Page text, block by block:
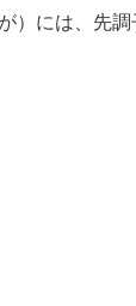
）には、 先